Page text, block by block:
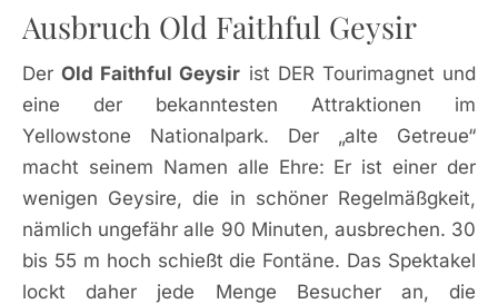
Ausbruch Old Faithful Geysir
DerOld Faithful Geysir ist DER Tourimagnet und
eine der bekanntesten Attraktionen im
Yellowstone Nationalpark. Der „alte Getreue“
macht seinem Namen alle Ehre: Er ist einer der
wenigen Geysire, die in schöner Regelmäßgkeit,
nämlich ungefähr alle 90 Minuten, ausbrechen. 30
bis 55 m hoch schießt die Fontäne. Das Spektakel
lockt daher jede Menge Besucher an, die